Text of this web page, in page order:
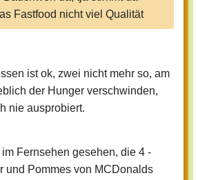
Fastfood nicht viel Qualität
ist ok, zwei nicht mehr so, am
der Hunger verschwinden,
nie ausprobiert.
Fernsehen gesehen, die 4 -
und Pommes von MCDonalds